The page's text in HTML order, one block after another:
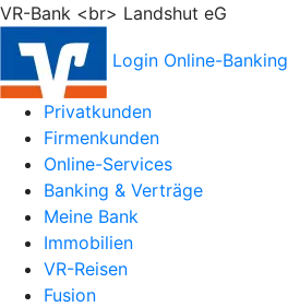
VR-Bank <br> Landshut eG
Login Online-Banking
Privatkunden
Firmenkunden
Online-Services
Banking & Verträge
Meine Bank
Immobilien
VR-Reisen
Fusion